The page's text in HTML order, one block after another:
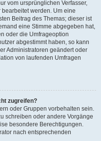
vom ursprünglichen Verfasser,
werden. Um eine
Beitrag des Themas; dieser ist
eine Stimme abgegeben hat,
oder die Umfrageoption
abgestimmt haben, so kann
Administratoren geändert oder
von laufenden Umfragen
zugreifen?
oder Gruppen vorbehalten sein.
schreiben oder andere Vorgänge
besondere Berechtigungen.
nach entsprechenden